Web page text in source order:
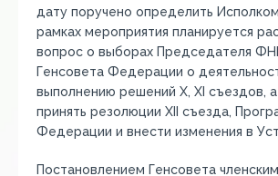
дату поручено определить
рамках мероприятия планируется
вопрос о выборах Председателя
Генсовета Федерации о
выполнению решений Х, ХI съездов,
принять резолюции XII cъезда,
Федерации и внести изменения в
Постановлением Генсовета